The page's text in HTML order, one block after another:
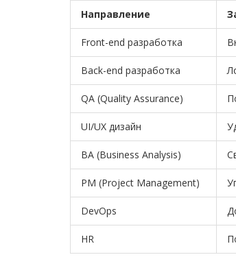
Направление
Front-end разработка
Back-end разработка
QA (Quality Assurance)
UI/UX дизайн
BA (Business Analysis)
PM (Project Management)
DevOps
HR